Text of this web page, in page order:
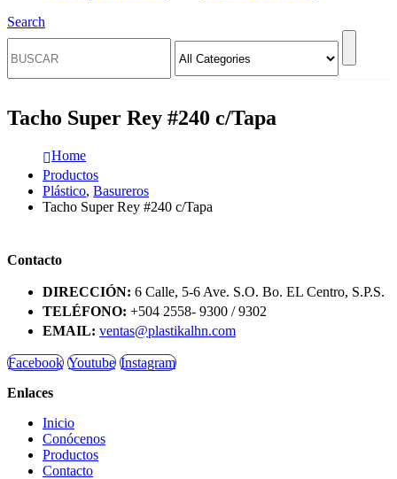
Search
Tacho Super Rey #240 c/Tapa
Home
Productos
Plástico, Basureros
Tacho Super Rey #240 c/Tapa
Contacto
DIRECCIÓN: 6 Calle, 5-6 Ave. S.O. Bo. EL Centro, S.P.S.
TELÉFONO: +504 2558- 9300 / 9302
EMAIL: ventas@plastikalhn.com
Facebook Youtube Instagram
Enlaces
Inicio
Conócenos
Productos
Contacto